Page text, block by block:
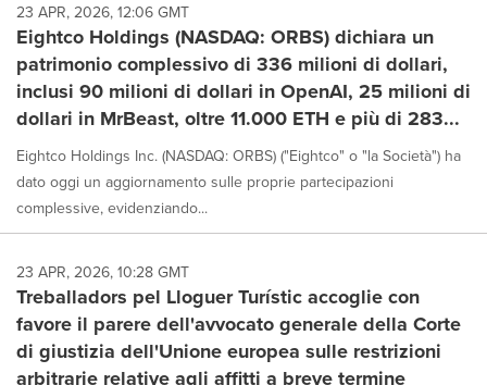
23 APR, 2026, 12:06 GMT
Eightco Holdings (NASDAQ: ORBS) dichiara un
patrimonio complessivo di 336 milioni di dollari,
inclusi 90 milioni di dollari in OpenAI, 25 milioni di
dollari in MrBeast, oltre 11.000 ETH e più di 283...
Eightco Holdings Inc. (NASDAQ: ORBS) ("Eightco" o "la Società") ha
dato oggi un aggiornamento sulle proprie partecipazioni
complessive, evidenziando...
23 APR, 2026, 10:28 GMT
Treballadors pel Lloguer Turístic accoglie con
favore il parere dell'avvocato generale della Corte
di giustizia dell'Unione europea sulle restrizioni
arbitrarie relative agli affitti a breve termine